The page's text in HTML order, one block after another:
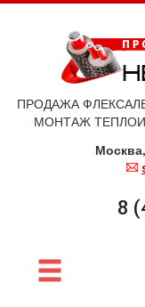
ПРОДАЖА
МОНТАЖ
8